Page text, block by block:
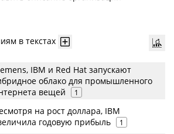
в текстах
IBM и Red Hat запускают
облако для промышленного
вещей
1
на рост доллара, IBM
годовую прибыль
1